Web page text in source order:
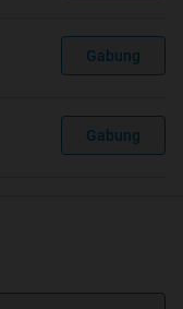
Gabung
Gabung